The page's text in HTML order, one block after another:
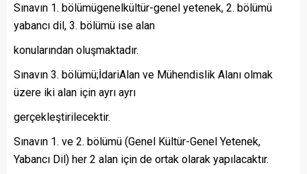
Sınavın 1. bölümügenelkültür-genel yetenek, 2. bölümü
yabancı dil, 3. bölümü ise alan
konularından oluşmaktadır.
Sınavın 3. bölümü;İdariAlan ve Mühendislik Alanı olmak
üzere iki alan için ayrı ayrı
gerçekleştirilecektir.
Sınavın 1. ve 2. bölümü (Genel Kültür-Genel Yetenek,
Yabancı Dil) her 2 alan için de ortak olarak yapılacaktır.